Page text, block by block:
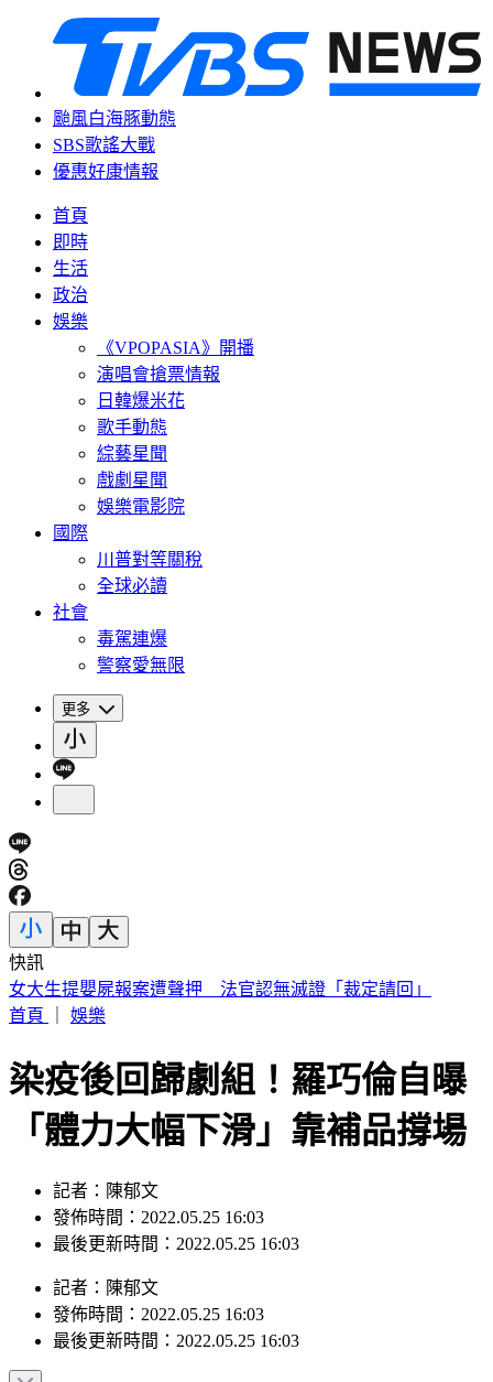
颱風白海豚動態
SBS歌謠大戰
優惠好康情報
首頁
即時
生活
政治
娛樂
《VPOPASIA》開播
演唱會搶票情報
日韓爆米花
歌手動態
綜藝星聞
戲劇星聞
娛樂電影院
國際
川普對等關稅
全球必讀
社會
毒駕連爆
警察愛無限
更多
快訊
續任3天赴美遴選 清大校長高為元首發聲致歉
首頁
娛樂
染疫後回歸劇組！羅巧倫自曝
「體力大幅下滑」靠補品撐場
記者：陳郁文
發佈時間：2022.05.25 16:03
最後更新時間：2022.05.25 16:03
記者 ： 陳郁文
發佈時間： 2022.05.25 16:03
最後更新時間： 2022.05.25 16:03